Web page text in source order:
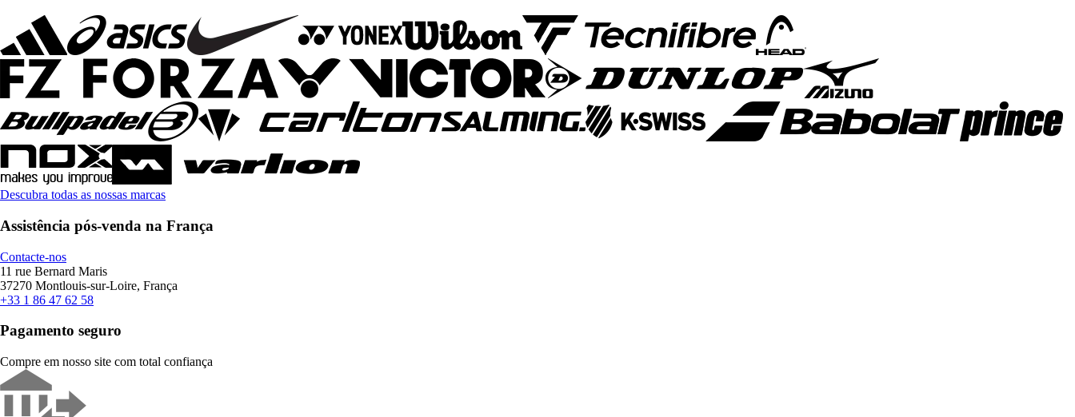
Descubra todas as nossas marcas
Assistência pós-venda na França
Contacte-nos
11 rue Bernard Maris
37270 Montlouis-sur-Loire, França
+33 1 86 47 62 58
Pagamento seguro
Compre em nosso site com total confiança